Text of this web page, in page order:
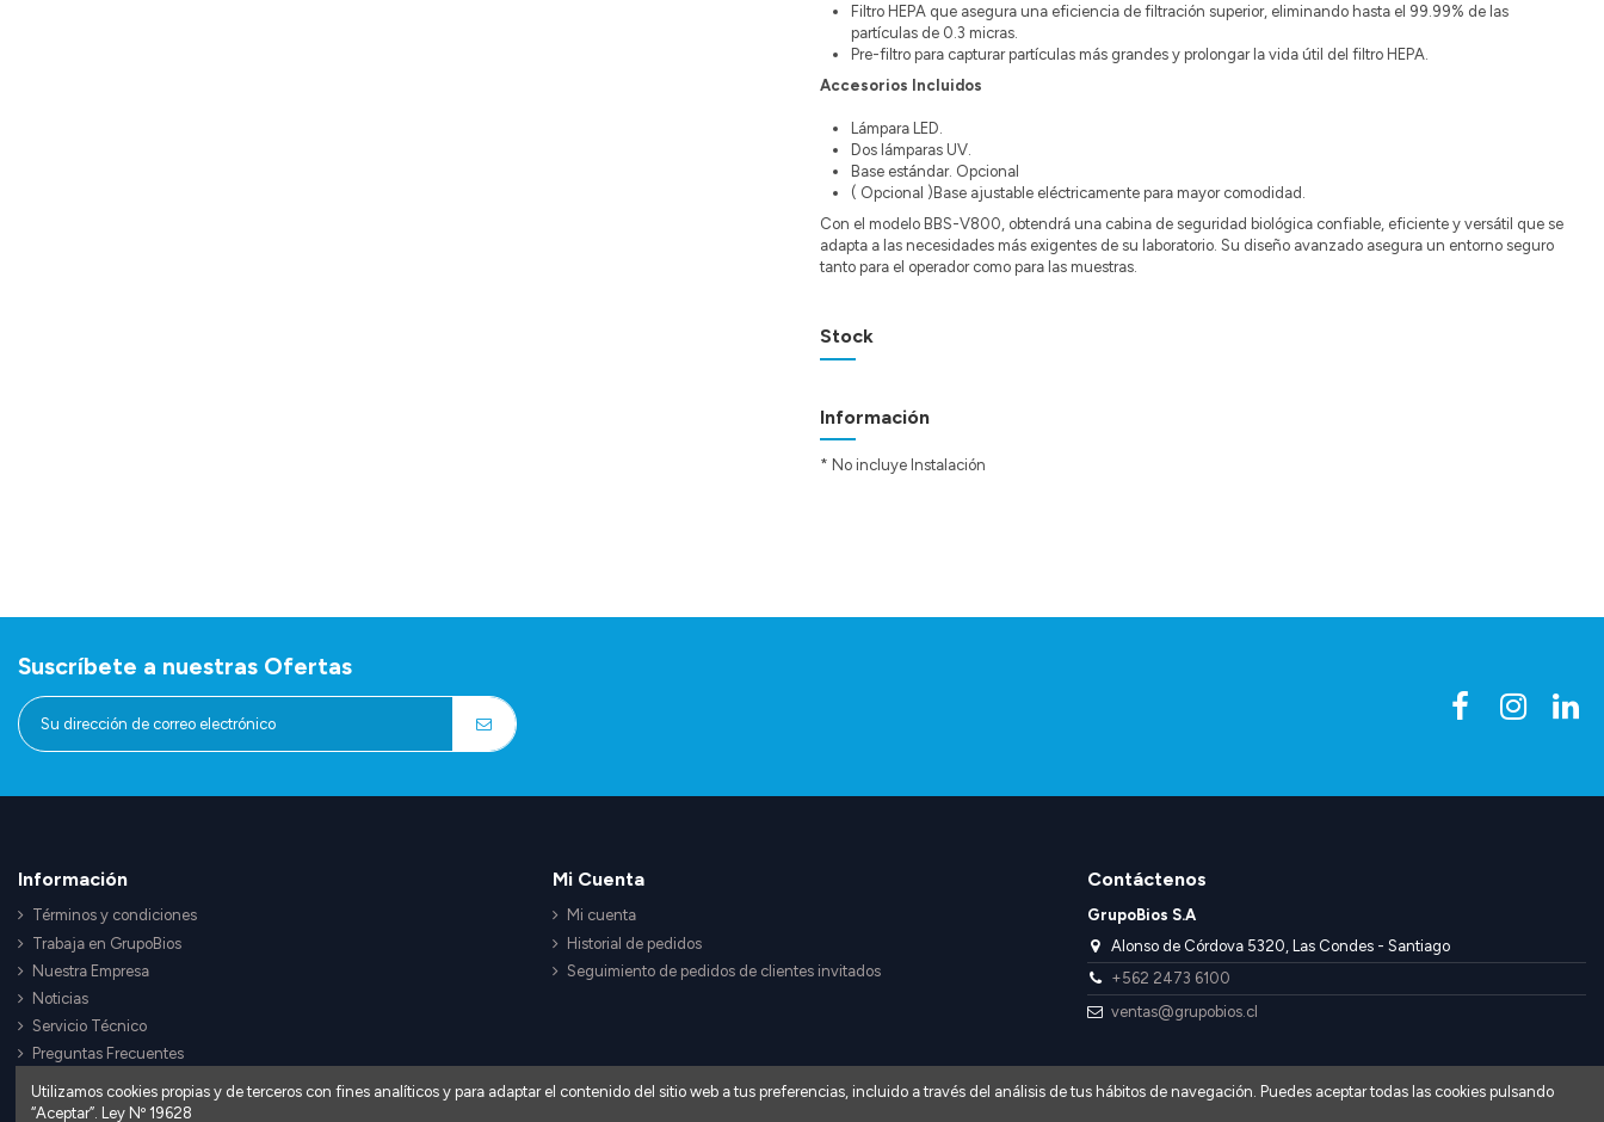
Filtro HEPA que asegura una eficiencia de filtración superior, eliminando hasta el 99.99% de las
partículas de 0.3 micras.
Pre-filtro para capturar partículas más grandes y prolongar la vida útil del filtro HEPA.
Accesorios Incluidos
Lámpara LED.
Dos lámparas UV.
Base estándar. Opcional
( Opcional )Base ajustable eléctricamente para mayor comodidad.
Con el modelo BBS-V800, obtendrá una cabina de seguridad biológica confiable, eficiente y versátil que se
adapta a las necesidades más exigentes de su laboratorio. Su diseño avanzado asegura un entorno seguro
tanto para el operador como para las muestras.
Stock
Información
* No incluye Instalación
Suscríbete a nuestras Ofertas
Información
Términos y condiciones
Trabaja en GrupoBios
Nuestra Empresa
Noticias
Servicio Técnico
Preguntas Frecuentes
Mi Cuenta
Mi cuenta
Historial de pedidos
Seguimiento de pedidos de clientes invitados
Contáctenos
GrupoBios S.A
Alonso de Córdova 5320, Las Condes - Santiago
+562 2473 6100
ventas@grupobios.cl
Utilizamos cookies propias y de terceros con fines analíticos y para adaptar el contenido del sitio web a tus preferencias, incluido a través del análisis de tus hábitos de navegación. Puedes aceptar todas las cookies pulsando
“Aceptar”. Ley Nº 19628